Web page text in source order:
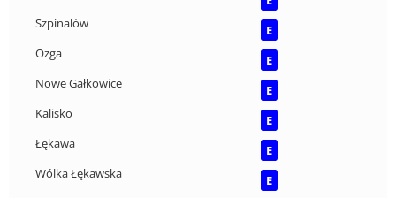
Szpinalów
E
Ozga
E
Nowe Gałkowice
E
Kalisko
E
Łękawa
E
Wólka Łękawska
E